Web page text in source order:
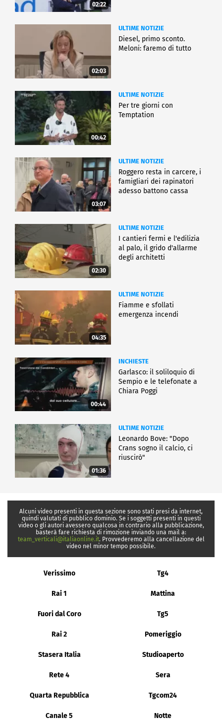
02:22
02:03
ULTIME NOTIZIE
Diesel, primo sconto.
Meloni: faremo di tutto
00:42
ULTIME NOTIZIE
Per tre giorni con
Temptation
03:07
ULTIME NOTIZIE
Roggero resta in carcere, i
famigliari dei rapinatori
adesso battono cassa
02:30
ULTIME NOTIZIE
I cantieri fermi e l'edilizia
al palo, il grido d'allarme
degli architetti
04:35
ULTIME NOTIZIE
Fiamme e sfollati
emergenza incendi
00:44
INCHIESTE
Garlasco: il soliloquio di
Sempio e le telefonate a
Chiara Poggi
01:36
ULTIME NOTIZIE
Leonardo Bove: "Dopo
Crans sogno il calcio, ci
riuscirò"
Alcuni video presenti in questa sezione sono stati presi da internet,
quindi valutati di pubblico dominio. Se i soggetti presenti in questi
video o gli autori avessero qualcosa in contrario alla pubblicazione,
basterà fare richiesta di rimozione inviando una mail a:
team_verticali@italiaonline.it. Provvederemo alla cancellazione del
video nel minor tempo possibile.
Verissimo Tg4
Rai 1 Mattina
Fuori dal Coro Tg5
Rai 2 Pomeriggio
Stasera Italia Studioaperto
Rete 4 Sera
Quarta Repubblica Tgcom24
Canale 5 Notte